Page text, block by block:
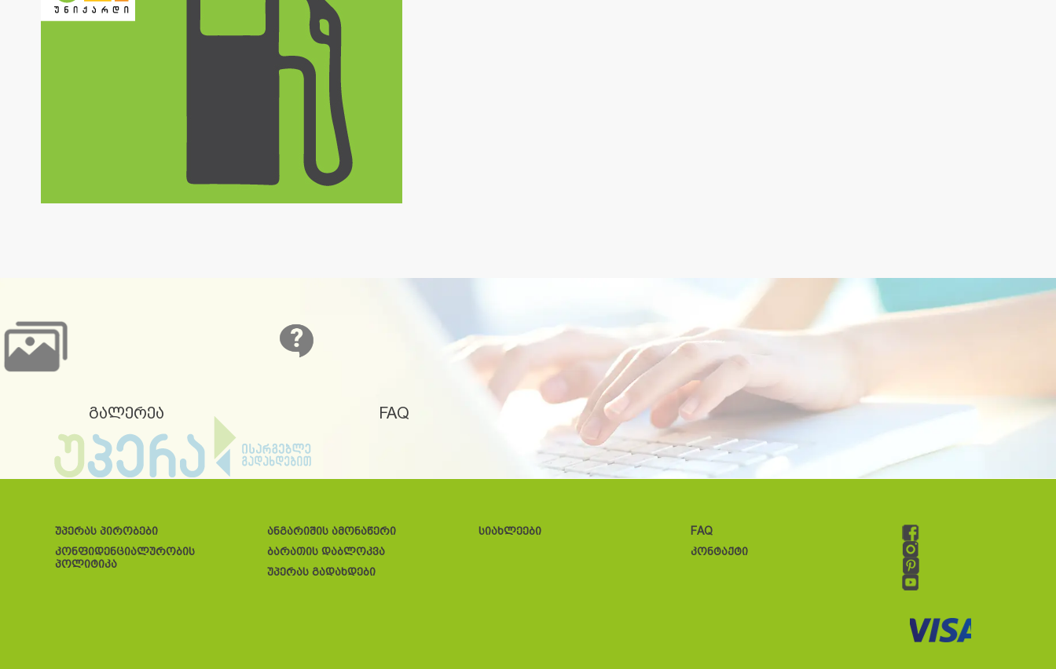
გალერეა FAQ
უპერას პირობები
კონფიდენციალურობის
პოლიტიკა
ანგარიშის ამონაწერი
ბარათის დაბლოკვა
უპერას გადახდები
სიახლეები
FAQ
კონტაქტი